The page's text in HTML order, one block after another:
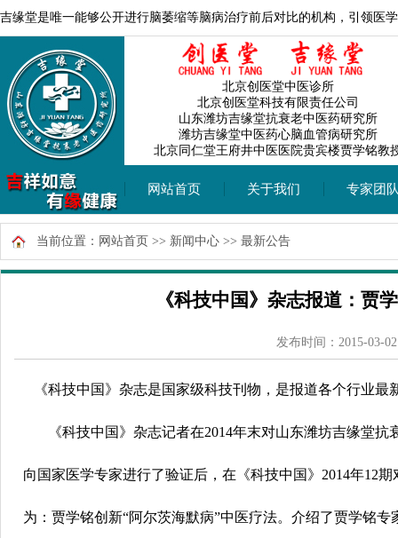
吉缘堂是唯一能够公开进行脑萎缩等脑病治疗前后对比的机构，引领医
北京创医堂中医诊所
北京创医堂科技有限责任公司
山东潍坊吉缘堂抗衰老中医药研究所
潍坊吉缘堂中医药心脑血管病研究所
北京同仁堂王府井中医医院贵宾楼贾学铭教
网站首页 关于我们 专家团
当前位置： 网站首页 >> 新闻中心 >> 最新公告
《科技中国》杂志报道：贾
发布时间：2015-03-02
《科技中国》杂志是国家级科技刊物，是报道各个行业最
《科技中国》杂志记者在2014年末对山东潍坊吉缘堂抗
向国家医学专家进行了验证后，在《科技中国》 2014年12期
为：贾学铭创新“阿尔茨海默病”中医疗法。介绍了贾学铭